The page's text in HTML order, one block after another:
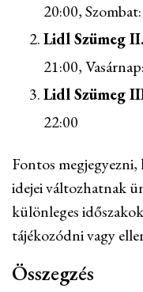
20:00,
Lidl Szümeg II.
21:00,
Lidl Szümeg
22:00
Fontos
idejei változhatnak
különleges
tájékozódni vagy
Összegzés